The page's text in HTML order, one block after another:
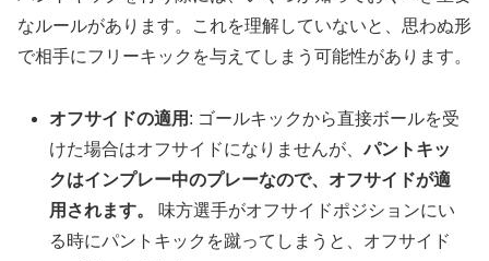
なルールがあります。これを理解していないと、思わぬ形
で相手にフリーキックを与えてしまう可能性があります。
オフサイドの適用 : ゴールキックから直接ボールを受
けた場合はオフサイドになりませんが、パントキッ
クはインプレー中のプレーなので、オフサイドが適
用されます。
味方選手がオフサイドポジションにい
る時にパントキックを蹴ってしまうと、オフサイド